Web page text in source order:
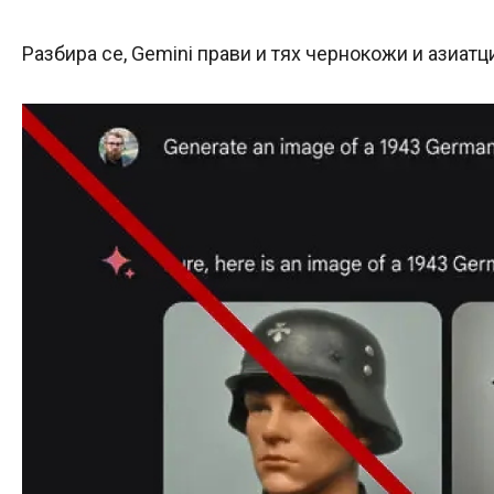
Разбира се, Gemini прави и тях чернокожи и